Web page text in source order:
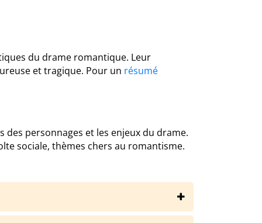
du drame romantique. Leur
et tragique. Pour un résumé
des personnages et les enjeux du drame.
sociale, thèmes chers au romantisme.